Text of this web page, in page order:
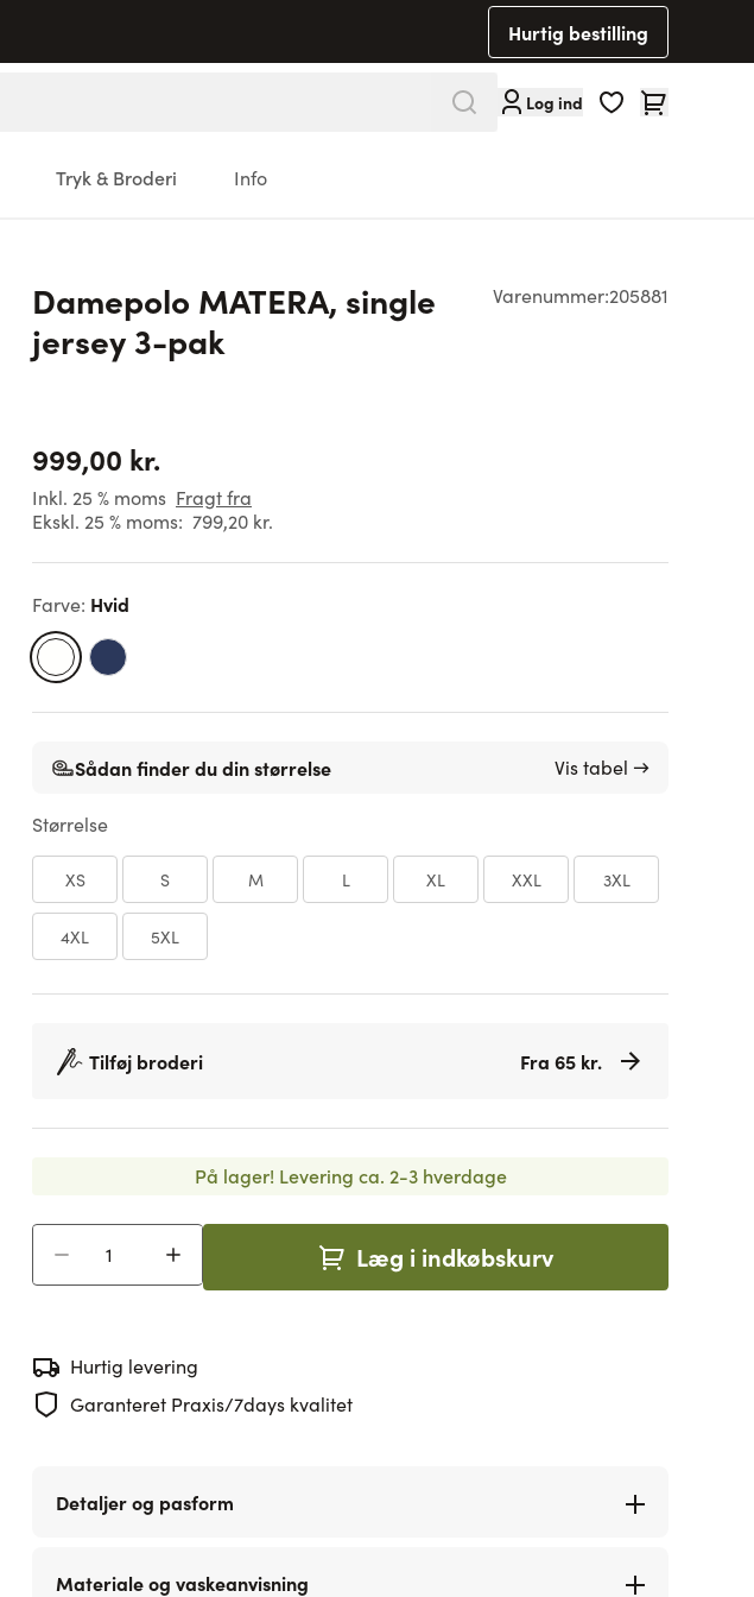
Hurtig bestilling
Log ind Cart
Tryk & Broderi Info
Varenummer:205881
Damepolo MATERA, single
jersey 3-pak
999,00 kr.
Inkl. 25 % moms Fragt fra
Ekskl. 25 % moms: 799,20 kr.
Farve: Hvid
Sådan finder du din størrelse Vis tabel →
Størrelse
XS S M L XL XXL 3XL
4XL 5XL
Tilføj broderi Fra 65 kr.
På lager! Levering ca. 2-3 hverdage
Læg i indkøbskurv
Hurtig levering
Garanteret Praxis/7days kvalitet
Detaljer og pasform
Materiale og vaskeanvisning